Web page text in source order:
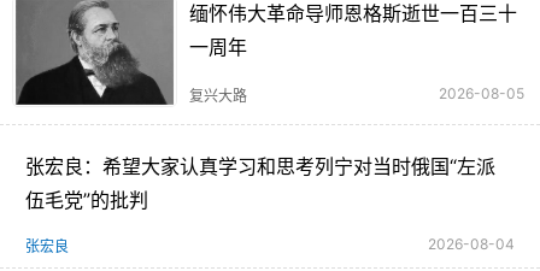
缅怀伟大革命导师恩格斯逝世一百三十
一周年
复兴大路 2026-08-05
张宏良：希望大家认真学习和思考列宁对当时俄国“左派
伍毛党”的批判
张宏良 2026-08-04